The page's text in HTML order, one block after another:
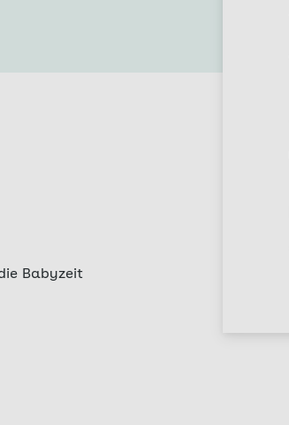
Babyzeit